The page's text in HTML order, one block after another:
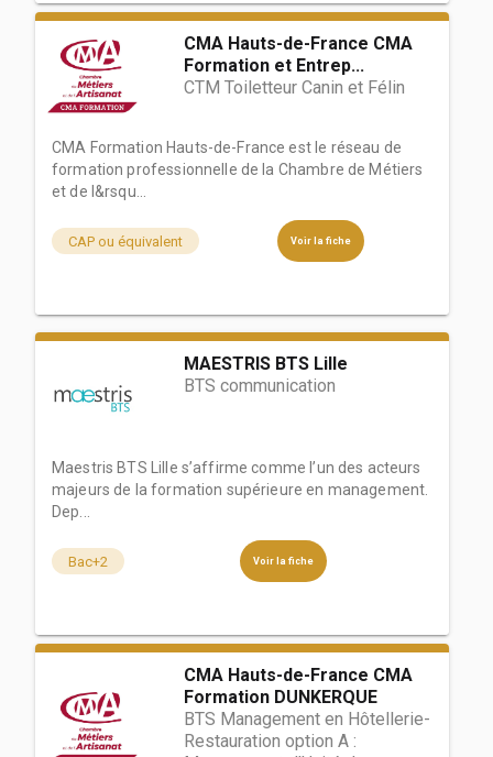
CMA Hauts-de-France CMA
Formation et Entrep...
CTM Toiletteur Canin et Félin
CMA Formation Hauts-de-France est le réseau de
formation professionnelle de la Chambre de Métiers
et de l&rsqu...
CAP ou équivalent Voir la fiche
MAESTRIS BTS Lille
BTS communication
Maestris BTS Lille s’affirme comme l’un des acteurs
majeurs de la formation supérieure en management.
Dep...
Bac+2 Voir la fiche
CMA Hauts-de-France CMA
Formation DUNKERQUE
BTS Management en Hôtellerie-
Restauration option A :